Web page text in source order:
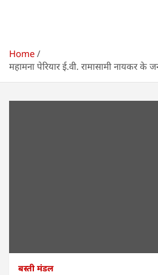
Home
महामना पेरियार ई.वी. रामासामी नायकर के
बस्ती मंडल